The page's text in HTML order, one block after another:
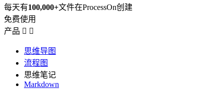
每天有100,000+文件在ProcessOn创建
免费使用
产品  
思维导图
流程图
思维笔记
Markdown